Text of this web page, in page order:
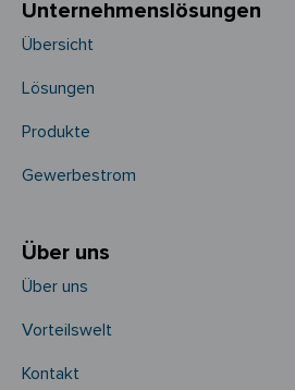
Unternehmens­­lösungen
Übersicht
Lösungen
Produkte
Gewerbestrom
Über uns
Über uns
Vorteilswelt
Kontakt